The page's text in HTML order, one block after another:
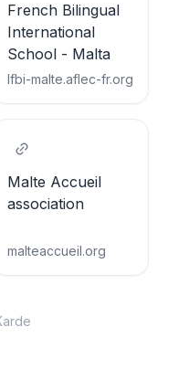
French Bilingual
International
School - Malta
lfbi-malte.aflec-fr.org
Malte Accueil
association
malteaccueil.org